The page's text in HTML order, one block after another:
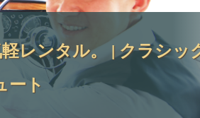
レンタル。 | クラシッ
ート